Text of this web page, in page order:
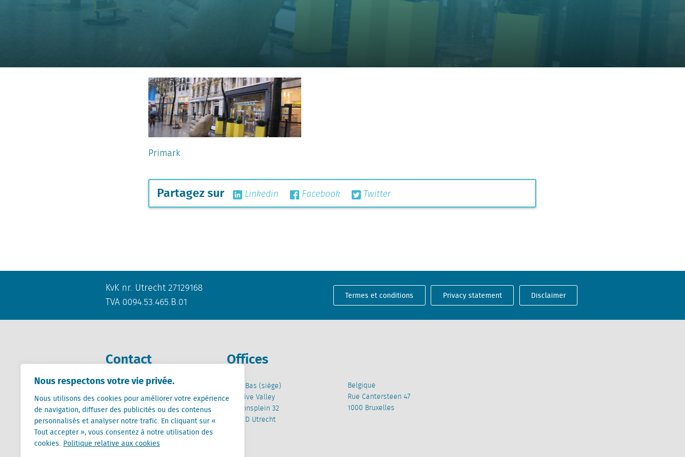
Nous respectons votre vie privée.
Nous utilisons des cookies pour améliorer votre expérience
de navigation, diffuser des publicités ou des contenus
personnalisés et analyser notre trafic. En cliquant sur «
Tout accepter », vous consentez à notre utilisation des
cookies. Politique relative aux cookies
Primark
Partagez sur Linkedin Facebook Twitter
KvK nr. Utrecht 27129168
TVA 0094.53.465.B.01
Termes et conditions Privacy statement Disclaimer
Contact
+31 (0) 85 760 3283
+32 (0) 2 267 2800
info@locatus.com
Offices
Pays-Bas (siège)
Creative Valley
Stationsplein 32
3511 ED Utrecht
Belgique
Rue Cantersteen 47
1000 Bruxelles